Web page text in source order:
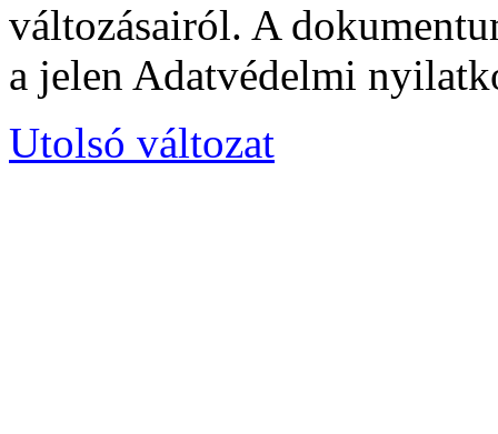
változásairól. A
a jelen Adatvédelmi
Utolsó változat